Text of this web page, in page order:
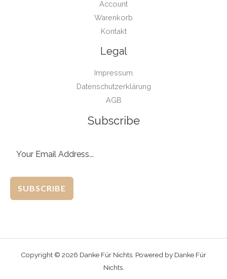
Account
Warenkorb
Kontakt
Legal
Impressum
Datenschutzerklärung
AGB
Subscribe
SUBSCRIBE
Copyright © 2026 Danke Für Nichts. Powered by Danke Für
Nichts.